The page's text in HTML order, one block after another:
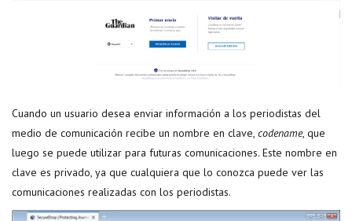
Cuando un usuario desea enviar información a los periodistas del
medio de comunicación recibe un nombre en clave, codename, que
luego se puede utilizar para futuras comunicaciones. Este nombre en
clave es privado, ya que cualquiera que lo conozca puede ver las
comunicaciones realizadas con los periodistas.